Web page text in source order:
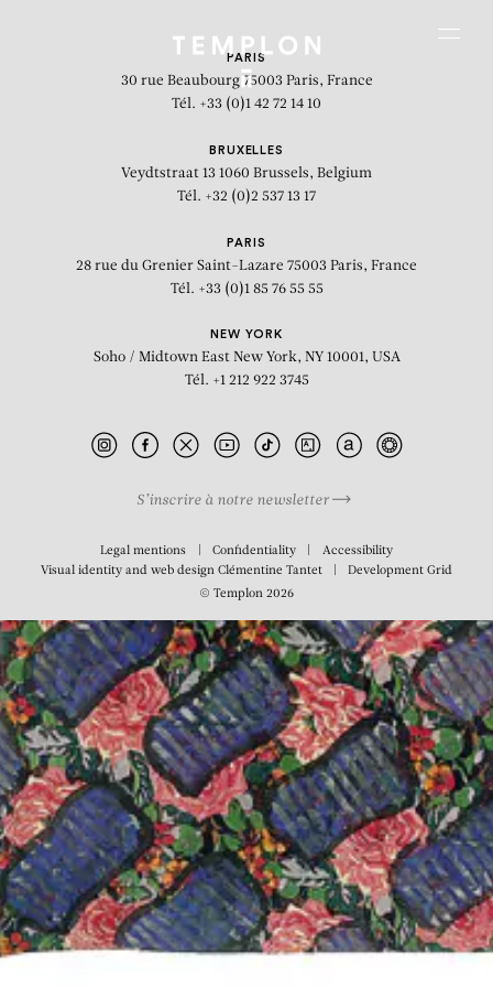
Sans titre n°88
PARIS
30 rue Beaubourg 75003 Paris, France
Tél. +33 (0)1 42 72 14 10
BRUXELLES
Veydtstraat 13 1060 Brussels, Belgium
Tél. +32 (0)2 537 13 17
PARIS
28 rue du Grenier Saint-Lazare 75003 Paris, France
Tél. +33 (0)1 85 76 55 55
NEW YORK
Soho / Midtown East New York, NY 10001, USA
Tél. +1 212 922 3745
S’inscrire à notre newsletter
Legal mentions Confidentiality
Accessibility
Visual identity and web design Clémentine Tantet DevelopmentGrid
© Templon 2026